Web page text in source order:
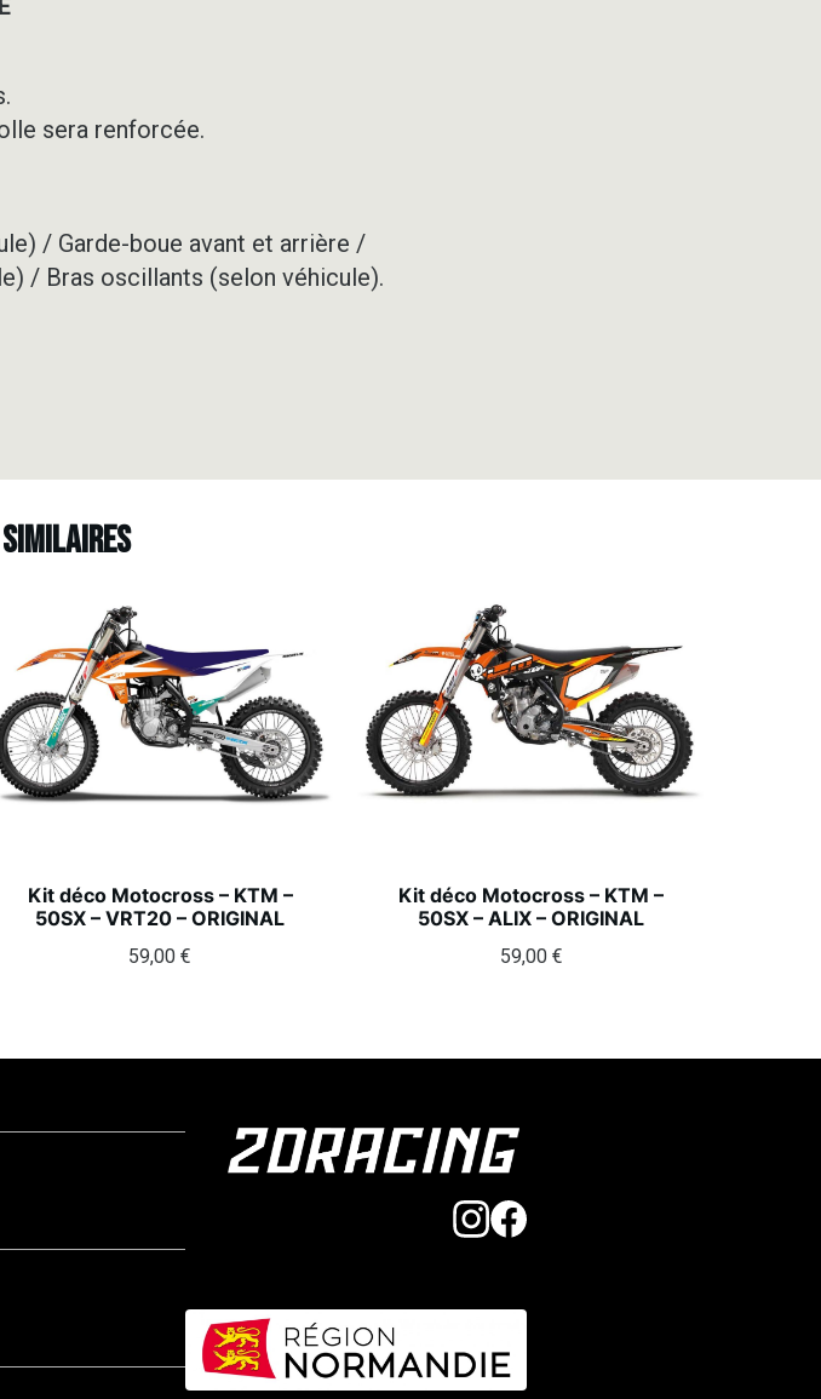
2DR8
sera renforcée.
/ Garde-boue avant et arrière /
/ Bras oscillants (selon véhicule).
Kit déco Motocross – KTM –
50SX – VRT20 – ORIGINAL
59,00€
Kit déco Motocross – KTM –
50SX – ALIX – ORIGINAL
59,00 €